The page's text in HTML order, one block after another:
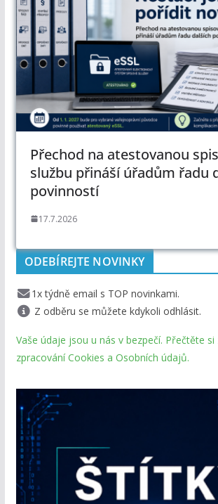
Přechod na atestovanou
službu přináší úřadům řadu
povinností
17.7.2026
ODEBÍREJTE NOVINKY
1x týdně email s TOP novinkami.
Z odběru se můžete kdykoli odhlásit.
Vaše údaje jsou u nás v bezpečí. Přečtěte si
zpracování Cookies a Osobních údajů.